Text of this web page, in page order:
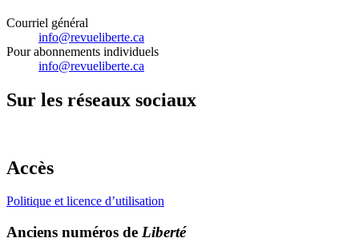
Courriel général
info@revueliberte.ca
Pour abonnements individuels
info@revueliberte.ca
Sur les réseaux sociaux
Accès
Politique et licence d’utilisation
Anciens numéros de Liberté